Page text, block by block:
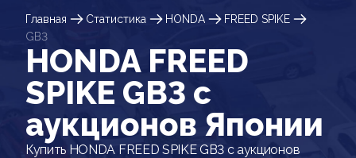
Главная Статистика HONDA
FREED SPIKE
GB3
HONDA FREED
SPIKE GB3 c
аукционов Японии
Купить HONDA FREED SPIKE GB3 с аукционов